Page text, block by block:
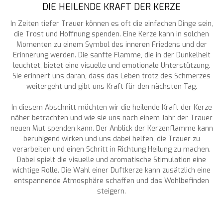
DIE HEILENDE KRAFT DER KERZE
In Zeiten tiefer Trauer können es oft die einfachen Dinge sein,
die Trost und Hoffnung spenden. Eine Kerze kann in solchen
Momenten zu einem Symbol des inneren Friedens und der
Erinnerung werden. Die sanfte Flamme, die in der Dunkelheit
leuchtet, bietet eine visuelle und emotionale Unterstützung.
Sie erinnert uns daran, dass das Leben trotz des Schmerzes
weitergeht und gibt uns Kraft für den nächsten Tag.
In diesem Abschnitt möchten wir die heilende Kraft der Kerze
näher betrachten und wie sie uns nach einem Jahr der Trauer
neuen Mut spenden kann. Der Anblick der Kerzenflamme kann
beruhigend wirken und uns dabei helfen, die Trauer zu
verarbeiten und einen Schritt in Richtung Heilung zu machen.
Dabei spielt die visuelle und aromatische Stimulation eine
wichtige Rolle. Die Wahl einer Duftkerze kann zusätzlich eine
entspannende Atmosphäre schaffen und das Wohlbefinden
steigern.